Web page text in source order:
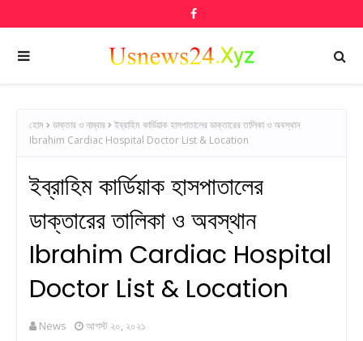
হোম ডাক্তার ও নাম্বার
ইব্রাহিম কার্ডিয়াক হাসপাতালের ডাক্তারের তালিকা ও অবস্থান
Ibrahim Cardiac Hospital Doctor List & Location
ইব্রাহিম কার্ডিয়াক হাসপাতালের
ডাক্তারের তালিকা ও অবস্থান
Ibrahim Cardiac Hospital
Doctor List & Location
News আগস্ট ২০, ২০২১